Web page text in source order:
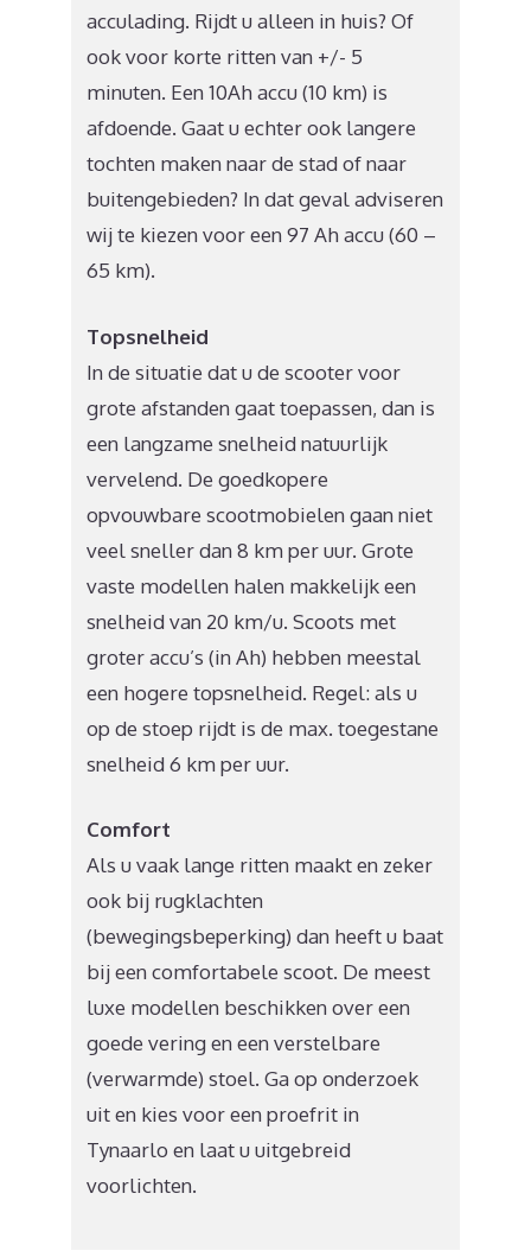
acculading. Rijdt u alleen in huis? Of
ook voor korte ritten van +/- 5
minuten. Een 10Ah accu (10 km) is
afdoende. Gaat u echter ook langere
tochten maken naar de stad of naar
buitengebieden? In dat geval adviseren
wij te kiezen voor een 97 Ah accu (60 –
65 km).
Topsnelheid
In de situatie dat u de scooter voor
grote afstanden gaat toepassen, dan is
een langzame snelheid natuurlijk
vervelend. De goedkopere
opvouwbare scootmobielen gaan niet
veel sneller dan 8 km per uur. Grote
vaste modellen halen makkelijk een
snelheid van 20 km/u. Scoots met
groter accu’s (in Ah) hebben meestal
een hogere topsnelheid. Regel: als u
op de stoep rijdt is de max. toegestane
snelheid 6 km per uur.
Comfort
Als u vaak lange ritten maakt en zeker
ook bij rugklachten
(bewegingsbeperking) dan heeft u baat
bij een comfortabele scoot. De meest
luxe modellen beschikken over een
goede vering en een verstelbare
(verwarmde) stoel. Ga op onderzoek
uit en kies voor een proefrit in
Tynaarlo en laat u uitgebreid
voorlichten.